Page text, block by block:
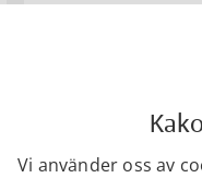
Vi använder oss av